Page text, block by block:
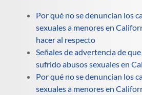
Por qué no se denuncian los
sexuales a menores en
hacer al respecto
Señales de advertencia de
sufrido abusos sexuales en
Por qué no se denuncian los
sexuales a menores en